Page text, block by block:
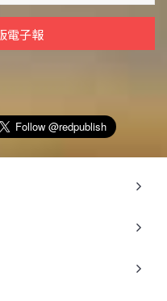
電子報